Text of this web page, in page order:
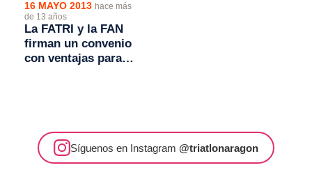
16 MAYO 2013 hace más
de 13 años
La FATRI y la FAN
firman un convenio
con ventajas para
Síguenos en Instagram @triatlonaragon